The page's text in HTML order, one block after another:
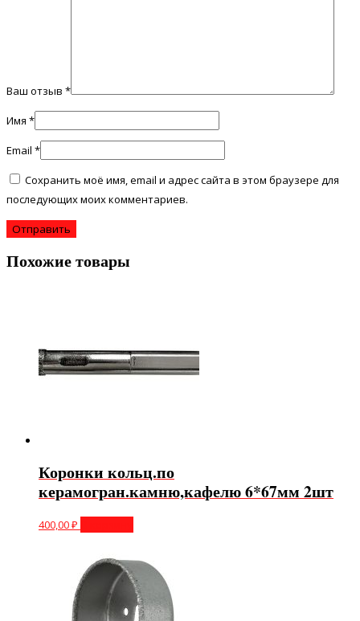
Ваш отзыв *
Имя *
Email *
Сохранить моё имя, email и адрес сайта в этом браузере для
последующих моих комментариев.
Похожие товары
Коронки кольц.по
керамогран.камню,кафелю 6*67мм 2шт
400,00₽